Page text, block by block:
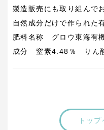
製造販売にも取り組んで
自然成分だけで作られた
肥料名称 グロウ東海有
成分 窒素4.48％ りん
トッ